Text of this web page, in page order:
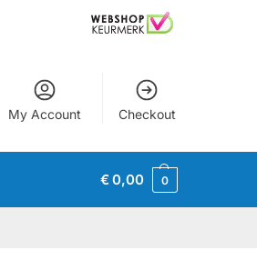
My Account Checkout
€0,00 0